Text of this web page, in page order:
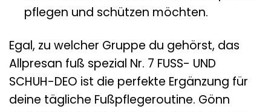
pflegen und schützen möchten.
Egal, zu welcher Gruppe du gehörst, das
Allpresan fuß spezial Nr. 7 FUSS- UND
SCHUH-DEO ist die perfekte Ergänzung für
deine tägliche Fußpflegeroutine. Gönn